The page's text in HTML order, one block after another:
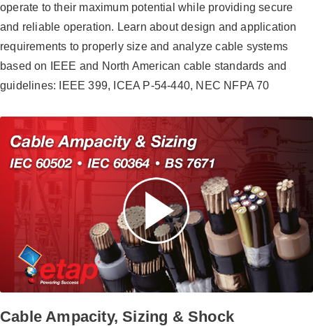
operate to their maximum potential while providing secure
and reliable operation. Learn about design and application
requirements to properly size and analyze cable systems
based on IEEE and North American cable standards and
guidelines: IEEE 399, ICEA P-54-440, NEC NFPA 70
Cable Ampacity, Sizing & Shock